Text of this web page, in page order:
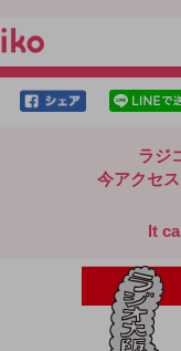
ラジ
今アクセ
It